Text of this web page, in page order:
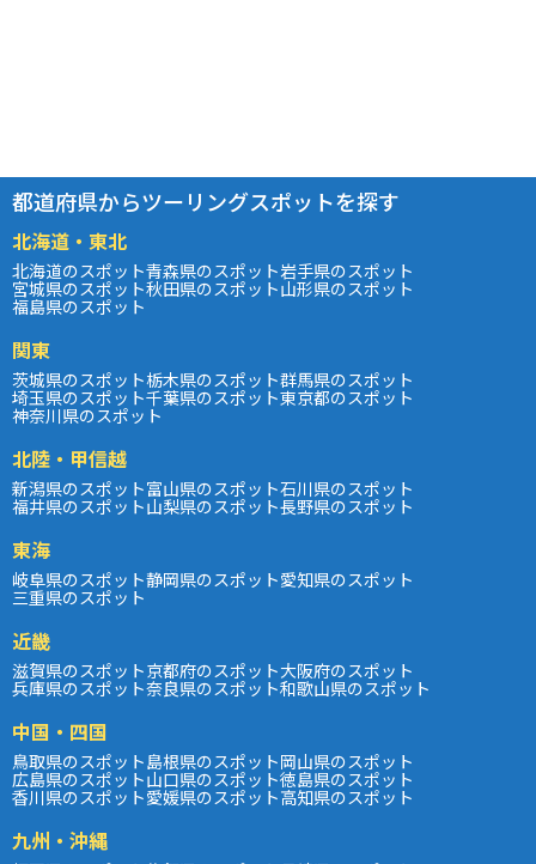
都道府県からツーリングスポットを探す
北海道・東北
北海道のスポット青森県のスポット岩手県のスポット
宮城県のスポット秋田県のスポット山形県のスポット
福島県のスポット
関東
茨城県のスポット栃木県のスポット群馬県のスポット
埼玉県のスポット千葉県のスポット東京都のスポット
神奈川県のスポット
北陸・甲信越
新潟県のスポット富山県のスポット石川県のスポット
福井県のスポット山梨県のスポット長野県のスポット
東海
岐阜県のスポット静岡県のスポット愛知県のスポット
三重県のスポット
近畿
滋賀県のスポット京都府のスポット大阪府のスポット
兵庫県のスポット奈良県のスポット和歌山県のスポット
中国・四国
鳥取県のスポット島根県のスポット岡山県のスポット
広島県のスポット山口県のスポット徳島県のスポット
香川県のスポット愛媛県のスポット高知県のスポット
九州・沖縄